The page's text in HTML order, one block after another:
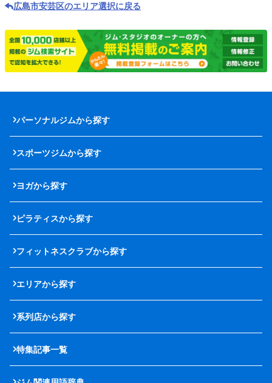
広島市安芸区のエリア選択に戻る
パーソナルジムから探す
スポーツジムから探す
ヨガから探す
ピラティスから探す
フィットネスクラブから探す
エリアから探す
系列店から探す
特集記事一覧